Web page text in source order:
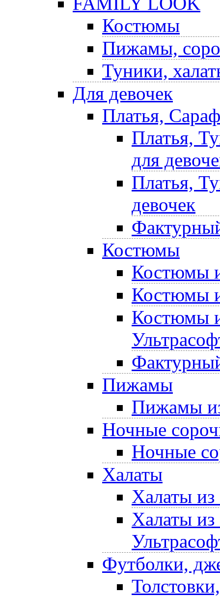
Костюмы
Пижамы,
Туники,
Для девочек
Платья,
Платья,
для
Платья,
девочек
Костюмы
Костюмы
Костюмы
Костюмы
Пижамы
Пижамы
Ночные
Ночные
Халаты
Халаты из
Халаты
Футболки,